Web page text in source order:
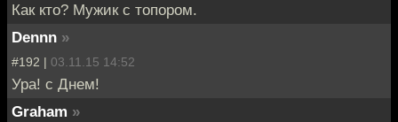
Как кто? Мужик с топором.
Dennn »
#192 | 03.11.15 14:52
Ура! с Днем!
Graham »